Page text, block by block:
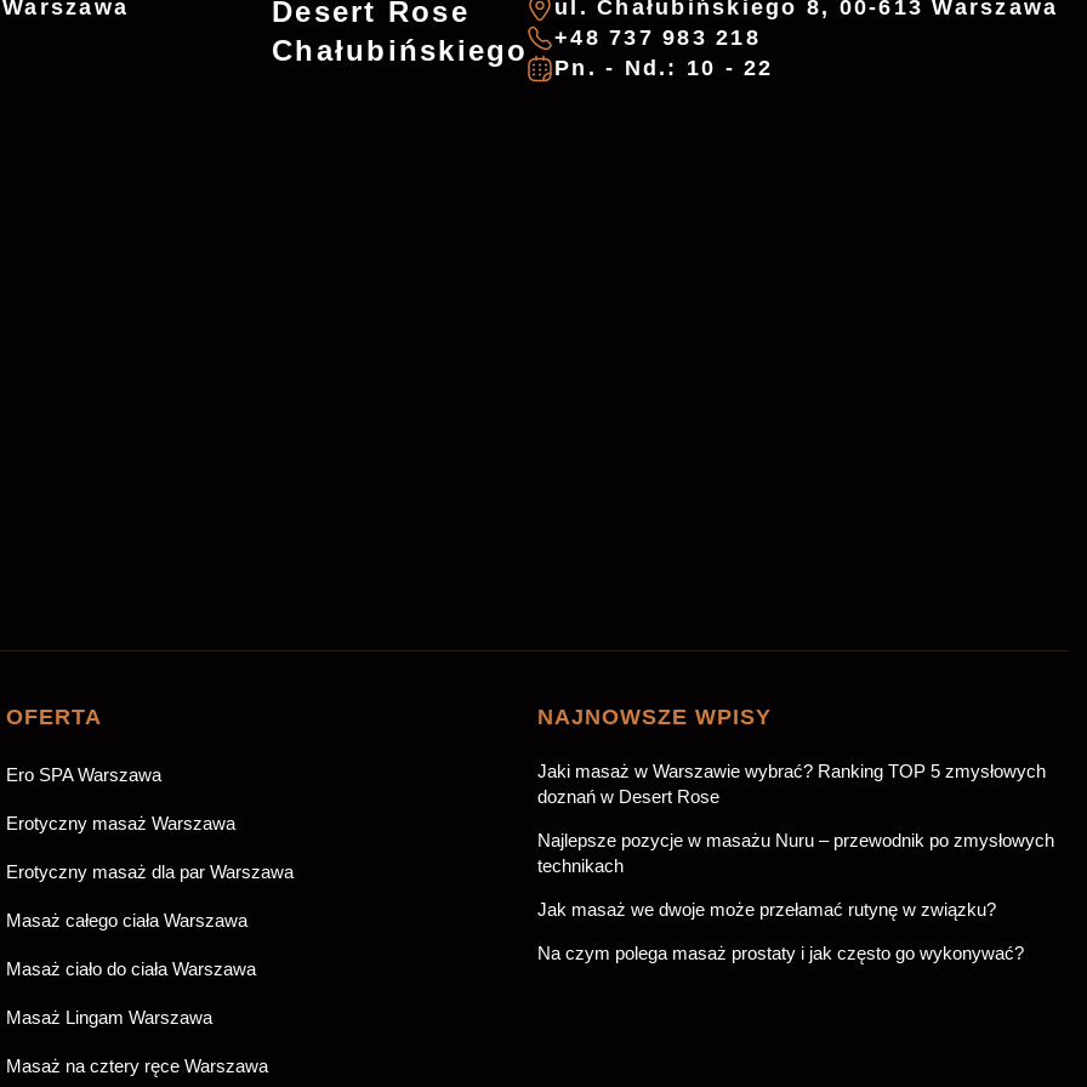
Desert Rose
Chałubińskiego
ul. Chałubińskiego 8, 00-613 Warszawa
+48 737 983 218
Pn. - Nd.: 10 - 22
OFERTA
Ero SPA Warszawa
Erotyczny masaż Warszawa
Erotyczny masaż dla par Warszawa
Masaż całego ciała Warszawa
Masaż ciało do ciała Warszawa
Masaż Lingam Warszawa
Masaż na cztery ręce Warszawa
NAJNOWSZE WPISY
Jaki masaż w Warszawie wybrać? Ranking TOP 5 zmysłowych
doznań w Desert Rose
Najlepsze pozycje w masażu Nuru – przewodnik po zmysłowych
technikach
Jak masaż we dwoje może przełamać rutynę w związku?
Na czym polega masaż prostaty i jak często go wykonywać?